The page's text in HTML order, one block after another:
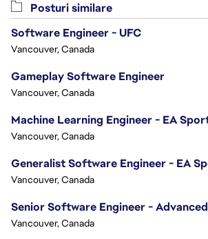
Posturi similare
Software Engineer - UFC
Vancouver, Canada
Gameplay Software Engineer
Vancouver, Canada
Machine Learning Engineer - EA
Vancouver, Canada
Generalist Software Engineer - EA
Vancouver, Canada
Vancouver, Canada